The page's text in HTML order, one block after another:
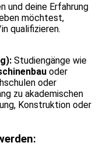
und deine Erfahrung
möchtest,
qualifizieren.
Studiengänge wie
oder
oder
zu akademischen
Konstruktion oder